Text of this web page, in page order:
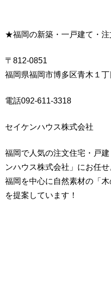
★福岡の新築・一戸建て・
〒812-0851
福岡県福岡市博多区青木１丁
電話092-611-3318
セイケンハウス株式会社
福岡で人気の注文住宅・戸
ンハウス株式会社」にお任せ
福岡を中心に自然素材の「
を提案しています！